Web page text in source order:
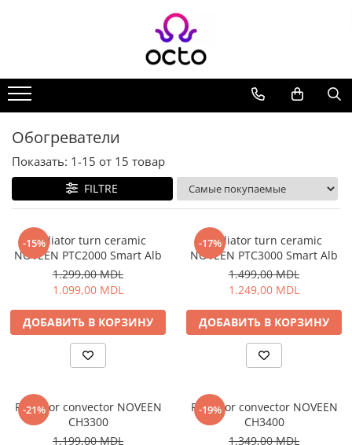
Компьютеры
Настольный ПК
Комплектующие ПК
Периферия
Хранение данных
Ноутбуки
Аксессуары для Ноутбуков
Планшеты
Планшеты
Дом и Сад
Камеры видеонаблюдения
Освещение
Антибактериальные лампы
Декоративное освещение
Инсектицидные лампы
Обогреватели
Показать: 1-15 от 15 товар
FILTRE
-15%
Radiator turn ceramic
NOVEEN PTC2000 Smart Alb
1.299,00 MDL
1.099,00 MDL
ДОБАВИТЬ В КОРЗИНУ
-17%
Radiator turn ceramic
NOVEEN PTC3000 Smart Alb
1.499,00 MDL
1.249,00 MDL
ДОБАВИТЬ В КОРЗИНУ
-21%
Radiator convector NOVEEN
CH3300
1.199,00 MDL
-19%
Radiator convector NOVEEN
CH3400
1.349,00 MDL